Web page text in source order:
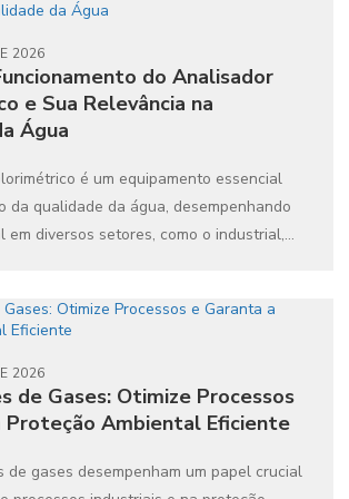
do Analisador
e Sua Relevância na
Água
2026
é um equipamento essencial
da qualidade da água, desempenhando
em diversos setores, como o industrial,
de Gases: Otimize Processos
Proteção Ambiental Eficiente
2026
de gases desempenham um papel crucial